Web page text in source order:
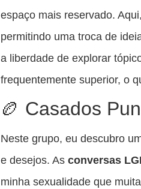
espaço mais reservado.
permitindo uma troca de
a liberdade de explorar
frequentemente superior, o
🏉 Casados
Neste grupo, eu descubro
e desejos. As conversas
minha sexualidade que